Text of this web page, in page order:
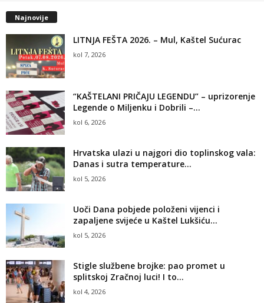
Najnovije
LITNJA FEŠTA 2026. – Mul, Kaštel Sućurac
kol 7, 2026
“KAŠTELANI PRIČAJU LEGENDU” – uprizorenje
Legende o Miljenku i Dobrili –...
kol 6, 2026
Hrvatska ulazi u najgori dio toplinskog vala:
Danas i sutra temperature...
kol 5, 2026
Uoči Dana pobjede položeni vijenci i
zapaljene svijeće u Kaštel Lukšiću...
kol 5, 2026
Stigle službene brojke: pao promet u
splitskoj Zračnoj luci! I to...
kol 4, 2026